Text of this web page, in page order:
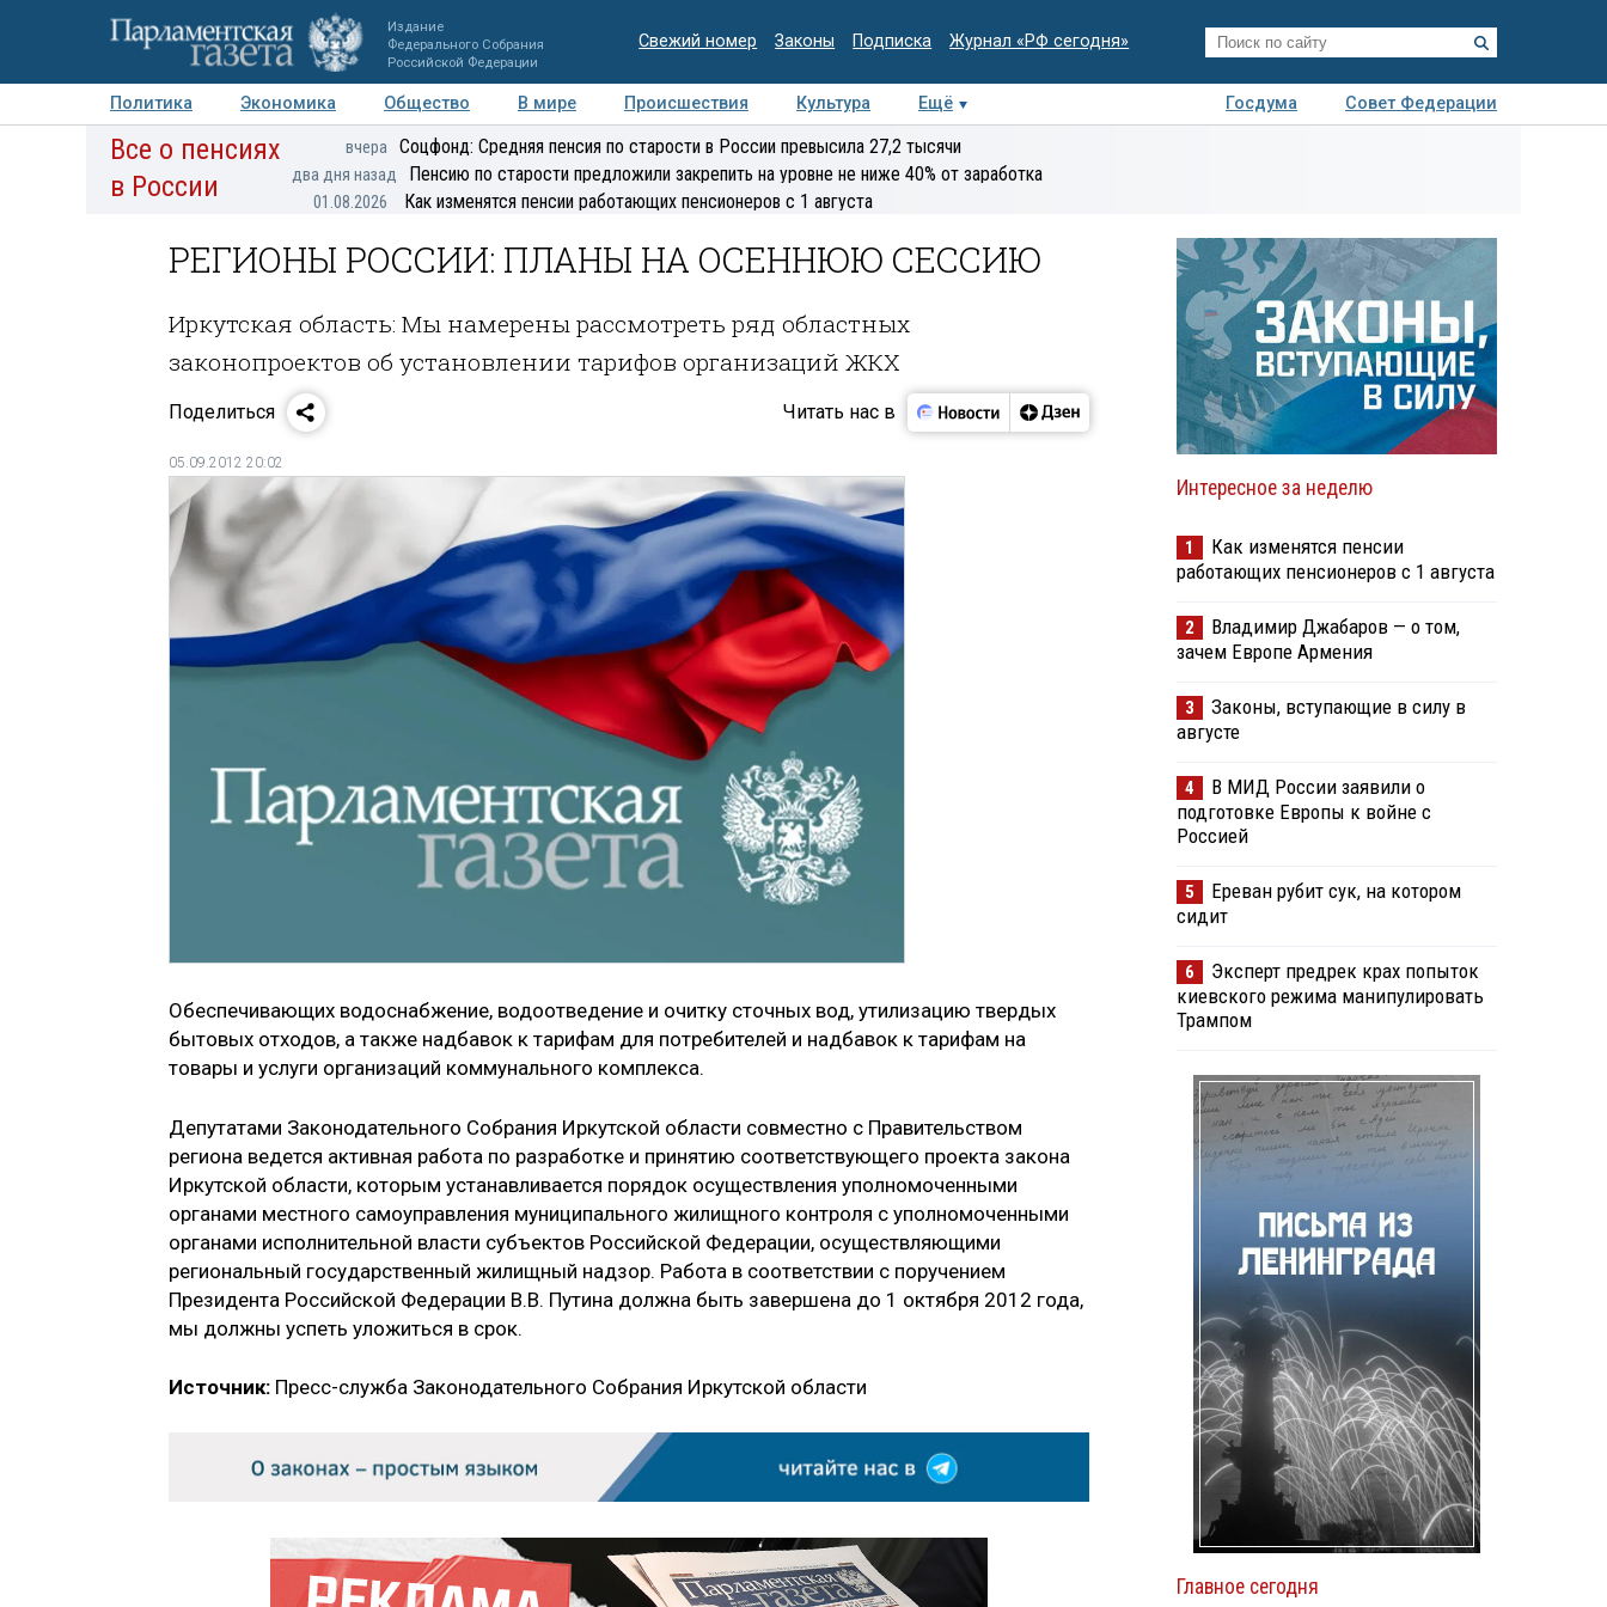
Издание
Федерального Собрания
Российской Федерации
Свежий номер Законы Подписка Журнал «РФ сегодня»
Политика Экономика Общество В мире Происшествия Культура Ещё Госдума
Совет Федерации
Авторы Персоны Мнения Регионы Медиацентр Интервью Колумнисты
экспертиза
Все о пенсиях
в России
вчера Соцфонд: Средняя пенсия по старости в России превысила 27,2 тысячи
два дня назад Пенсию по старости предложили закрепить на уровне не ниже 40% от заработка
01.08.2026 Как изменятся пенсии работающих пенсионеров с 1 августа
РЕГИОНЫ РОССИИ: ПЛАНЫ НА ОСЕННЮЮ СЕССИЮ
Иркутская область: Мы намерены рассмотреть ряд областных
законопроектов об установлении тарифов организаций ЖКХ
Поделиться Читать нас в
05.09.2012 20:02
Обеспечивающих водоснабжение, водоотведение и очитку сточных вод, утилизацию твердых
бытовых отходов, а также надбавок к тарифам для потребителей и надбавок к тарифам на
товары и услуги организаций коммунального комплекса.
Депутатами Законодательного Собрания Иркутской области совместно с Правительством
региона ведется активная работа по разработке и принятию соответствующего проекта закона
Иркутской области, которым устанавливается порядок осуществления уполномоченными
органами местного самоуправления муниципального жилищного контроля с уполномоченными
органами исполнительной власти субъектов Российской Федерации, осуществляющими
региональный государственный жилищный надзор. Работа в соответствии с поручением
Президента Российской Федерации В.В. Путина должна быть завершена до 1 октября 2012 года,
мы должны успеть уложиться в срок.
Источник: Пресс-служба Законодательного Собрания Иркутской области
Интересное за неделю
1
Как изменятся пенсии
работающих пенсионеров с 1 августа
2
Владимир Джабаров — о том,
зачем Европе Армения
3
Законы, вступающие в силу в
августе
4
В МИД России заявили о
подготовке Европы к войне с
Россией
5
Ереван рубит сук, на котором
сидит
6
Эксперт предрек крах попыток
киевского режима манипулировать
Трампом
Главное сегодня